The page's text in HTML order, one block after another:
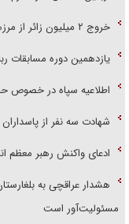
‌خروج ۲ میلیون زائر از مرز‌های زمینی اربعین/ افزایش بازگشت زائران
یازدهمین دوره مسابقات
اطلاعیه سپاه در خصوص
شهادت سه نفر از پاسداران
ادعای واکنش رهبر معظم
هشدار عراقچی به
مسئولیت‌آور است